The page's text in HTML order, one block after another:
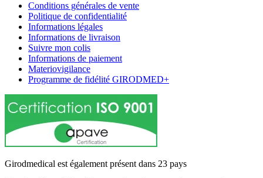
Conditions générales de vente
Politique de confidentialité
Informations légales
Informations de livraison
Suivre mon colis
Informations de paiement
Materiovigilance
Programme de fidélité GIRODMED+
Girodmedical est également présent dans 23 pays